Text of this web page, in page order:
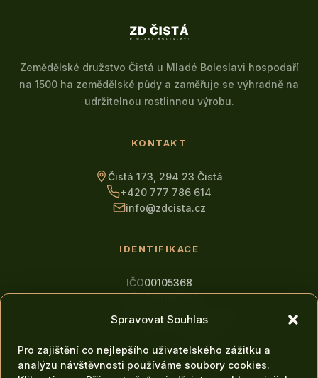
Spravovat Souhlas
Pro zajištění co nejlepšího uživatelského zážitku a
analýzu návštěvnosti používáme soubory cookies.
Zemědělské družstvo Čistá u Mladé Boleslavi hospodaří
na 1500 ha zemědělské půdy a zaměřuje se výhradně na
udržitelnou rostlinnou výrobu.
KONTAKT
Čistá 173, 294 23 Čistá
+420 777 786 614
info@zdcista.cz
IDENTIFIKACE
IČO00105368
DIČCZ00105368
Právní forma
Zemědělské družstvo
Datová schránka
NAVIGACE